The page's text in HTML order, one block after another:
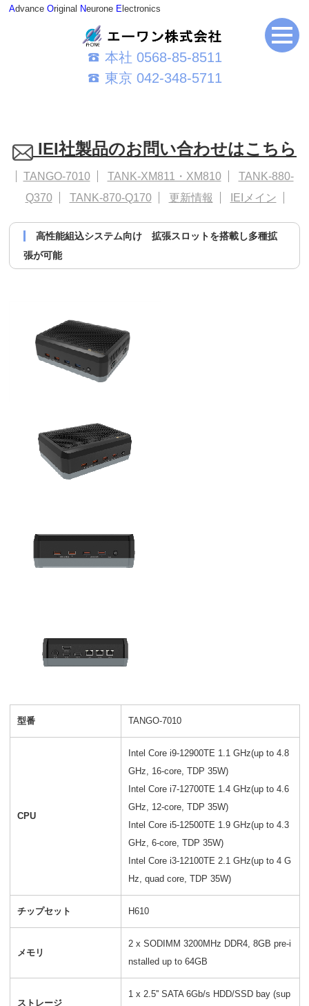
AdvanceOriginal Neurone E lectronics
本社 0568-85-8511
東京 042-348-5711
IEI社製品のお問い合わせはこちら
TANGO-7010 TANK-XM811・XM810
TANK-880-
Q370
TANK-870-Q170 更新情報 IEIメイン
高性能組込システム向け 拡張スロットを搭載し多種拡
張が可能
型番 TANGO-7010
CPU
Intel Core i9-12900TE 1.1 GHz(up to 4.8
GHz, 16-core, TDP 35W)
Intel Core i7-12700TE 1.4 GHz(up to 4.6
GHz, 12-core, TDP 35W)
Intel Core i5-12500TE 1.9 GHz(up to 4.3
GHz, 6-core, TDP 35W)
Intel Core i3-12100TE 2.1 GHz(up to 4 G
Hz, quad core, TDP 35W)
チップセット H610
メモリ
2 x SODIMM 3200MHz DDR4, 8GB pre-i
nstalled up to 64GB
ストレージ
1 x 2.5'' SATA 6Gb/s HDD/SSD bay (sup